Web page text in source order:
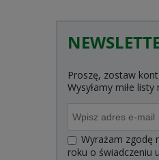
Proszę, zostaw
Wysyłamy miłe
Wyrażam zgodę
roku o świadczeniu